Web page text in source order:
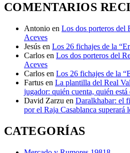
COMENTARIOS
Antonio en Los dos porteros del
Aceves
Jesús en Los 26 fichajes de la
Carlos en Los dos porteros del
Aceves
Carlos en Los 26 fichajes de la
Fartus en La plantilla del Real
jugador: quién cuenta, quién
David Zarzu en Daralkhabar: el
por el Raja Casablanca superará
CATEGORÍAS